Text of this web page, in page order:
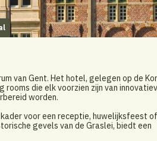
van Gent. Het hotel, gelegen op de
die elk voorzien zijn van
worden.
voor een receptie, huwelijksfeest of
gevels van de Graslei, biedt een